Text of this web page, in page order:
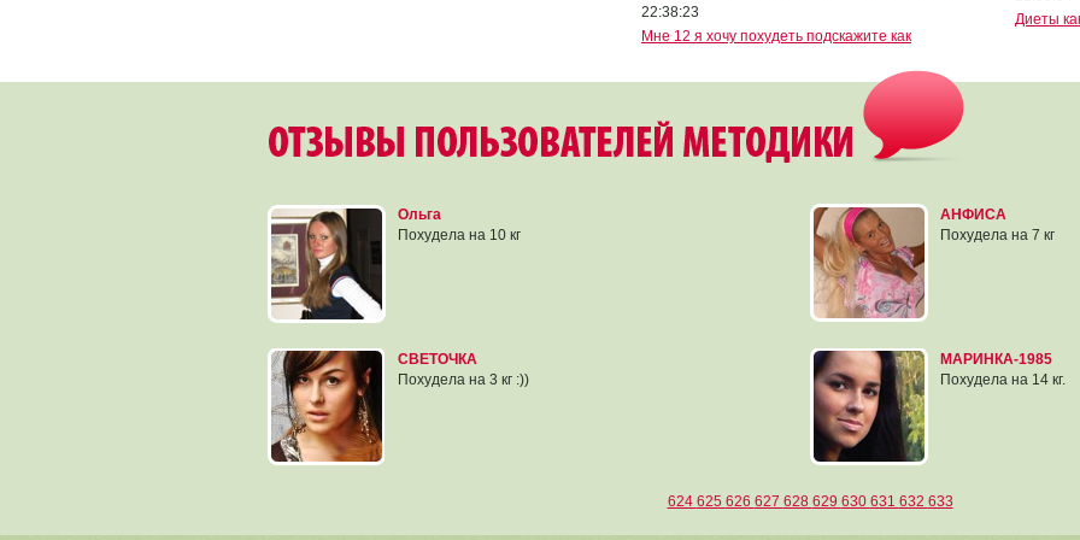
22:38:23
Мне 12 я хочу похудеть подскажите как
Диеты
Ольга
Похудела на 10 кг
АНФИСА
Похудела на 7 кг
СВЕТОЧКА
Похудела на 3 кг :))
МАРИНКА-1985
Похудела на 14 кг.
624 625 626 627 628 629 630 631 632 633